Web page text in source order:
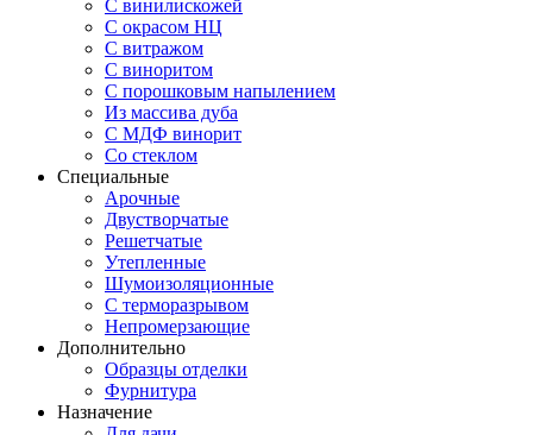
С винилискожей
С окрасом НЦ
С витражом
С виноритом
С порошковым напылением
Из массива дуба
С МДФ винорит
Со стеклом
Специальные
Арочные
Двустворчатые
Решетчатые
Утепленные
Шумоизоляционные
С терморазрывом
Непромерзающие
Дополнительно
Образцы отделки
Фурнитура
Назначение